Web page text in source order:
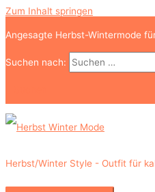
Zum Inhalt springen
Angesagte Herbst-Wintermode
Suchen nach:
Herbst/Winter Style - Outfit für